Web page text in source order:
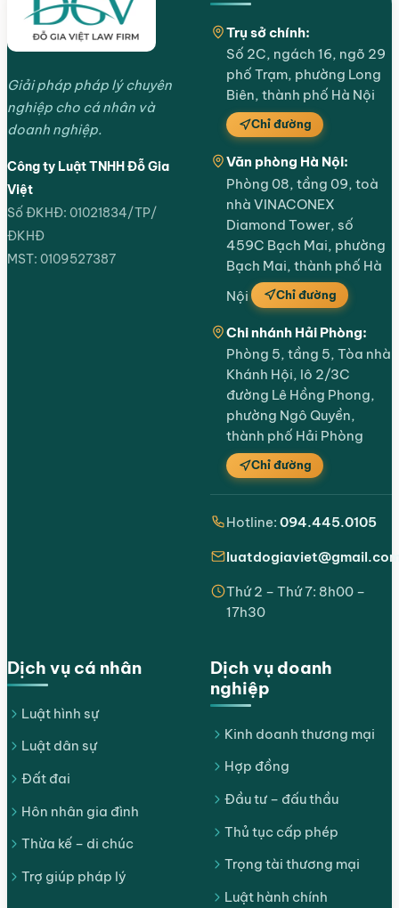
Giải pháp pháp lý chuyên
nghiệp cho cá nhân và
doanh nghiệp.
Công ty Luật TNHH Đỗ Gia
Việt
Số ĐKHĐ: 01021834/TP/
ĐKHĐ
MST: 0109527387
Dịch vụ cá nhân
Luật hình sự
Luật dân sự
Đất đai
Hôn nhân gia đình
Thừa kế – di chúc
Trợ giúp pháp lý
Dịch vụ doanh
nghiệp
Kinh doanh thương mại
Hợp đồng
Đầu tư – đấu thầu
Thủ tục cấp phép
Trọng tài thương mại
Luật hành chính
Trụ sở chính:
Số 2C, ngách 16, ngõ 29
phố Trạm, phường Long
Biên, thành phố Hà Nội
Chỉ đường
Văn phòng Hà Nội:
Phòng 08, tầng 09, toà
nhà VINACONEX
Diamond Tower, số
459C Bạch Mai, phường
Bạch Mai, thành phố Hà
Nội
Chỉ đường
Chi nhánh Hải Phòng:
Phòng 5, tầng 5, Tòa nhà
Khánh Hội, lô 2/3C
đường Lê Hồng Phong,
phường Ngô Quyền,
thành phố Hải Phòng
Chỉ đường
Hotline: 094.445.0105
Thứ 2 – Thứ 7: 8h00 –
17h30